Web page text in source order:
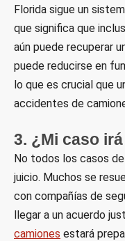
Florida sigue un
que significa que
aún puede recuperar
puede reducirse en
lo que es crucial que
accidentes de
3. ¿Mi caso
No todos los casos
juicio. Muchos se
con compañías de
llegar a un acuerdo
camiones estará